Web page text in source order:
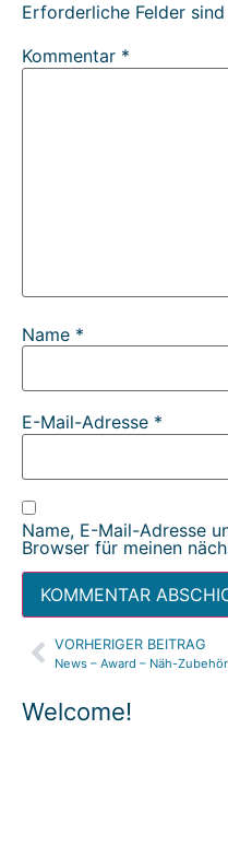
Welcome!
Erforderliche Felder
Kommentar *
Name *
E-Mail-Adresse *
Name, E-Mail-Adresse
Browser für meinen
Alternative:
VORHERIGER BEITRAG